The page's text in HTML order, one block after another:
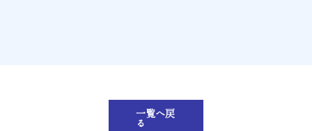
一覧へ戻
る